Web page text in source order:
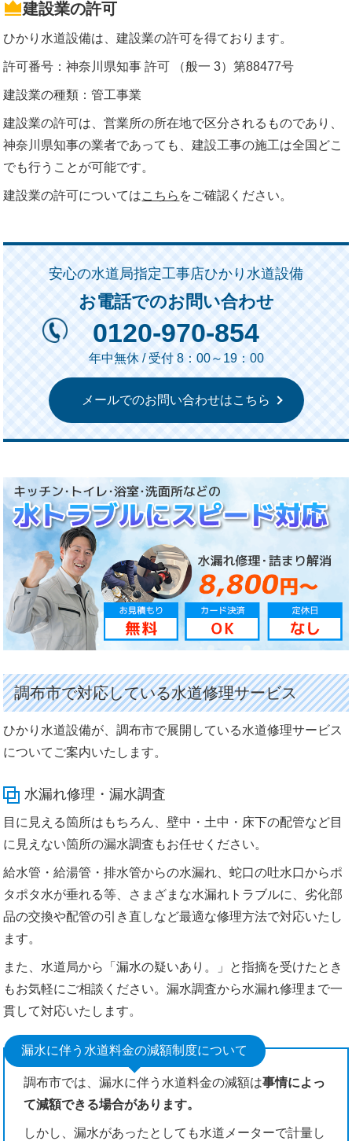
建設業の許可
ひかり水道設備は、建設業の許可を得ております。
許可番号：神奈川県知事 許可 （般一 3）第88477号
建設業の種類：管工事業
建設業の許可は、営業所の所在地で区分されるものであり、
神奈川県知事の業者であっても、建設工事の施工は全国どこ
でも行うことが可能です。
建設業の許可についてはこちら をご確認ください。
安心の水道局指定工事店ひかり水道設備
お電話でのお問い合わせ
0120-970-854
年中無休 / 受付 8：00～19：00
メールでのお問い合わせはこちら
調布市で対応している水道修理サービス
ひかり水道設備が、調布市で展開している水道修理サービス
についてご案内いたします。
水漏れ修理・漏水調査
目に見える箇所はもちろん、壁中・土中・床下の配管など目
に見えない箇所の漏水調査もお任せください。
給水管・給湯管・排水管からの水漏れ、蛇口の吐水口からポ
タポタ水が垂れる等、さまざまな水漏れトラブルに、劣化部
品の交換や配管の引き直しなど最適な修理方法で対応いたし
ます。
また、水道局から「漏水の疑いあり。」と指摘を受けたとき
もお気軽にご相談ください。漏水調査から水漏れ修理まで一
貫して対応いたします。
漏水に伴う水道料金の減額制度について
調布市では、漏水に伴う水道料金の減額は事情によっ
て減額できる場合があります。
しかし、漏水があったとしても水道メーターで計量し